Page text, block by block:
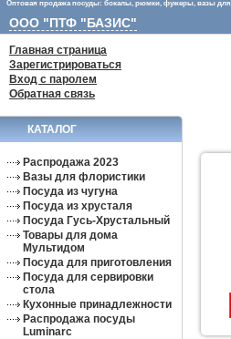
Оптовая продажа посуды: бокалы, рюмки, фужеры, вазы для
ООО "ПТФ "БАЗИС"
Главная страница
Зарегистрироваться
Вход с паролем
Обратная связь
КАТАЛОГ
Распродажа 2023
Вазы для флористики
Посуда из чугуна
Посуда из хрусталя
Посуда Гусь-Хрустальный
Товары для дома
Мультидом
Посуда для приготовления
Посуда для сервировки
стола
Кухонные принадлежности
Распродажа посуды
Luminarc